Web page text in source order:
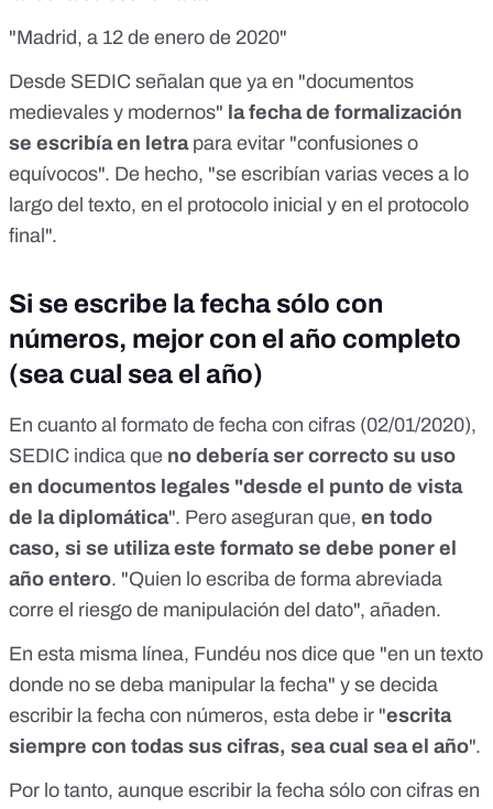
"Madrid, a 12 de enero de 2020"
Desde SEDIC señalan que ya en "documentos
medievales y modernos" la fecha de formalización
se escribía en letrapara evitar "confusiones o
equívocos". De hecho, "se escribían varias veces a lo
largo del texto, en el protocolo inicial y en el protocolo
final".
Si se escribe la fecha sólo con
números, mejor con el año completo
(sea cual sea el año)
En cuanto al formato de fecha con cifras (02/01/2020),
SEDIC indica que no debería ser correcto su uso
en documentos legales "desde el punto de vista
de la diplomática". Pero aseguran que, en todo
caso, si se utiliza este formato se debe poner el
año entero. "Quien lo escriba de forma abreviada
corre el riesgo de manipulación del dato", añaden.
En esta misma línea, Fundéu nos dice que "en un texto
donde no se deba manipular la fecha" y se decida
escribir la fecha con números, esta debe ir "escrita
siempre con todas sus cifras, sea cual sea el año".
Por lo tanto, aunque escribir la fecha sólo con cifras en